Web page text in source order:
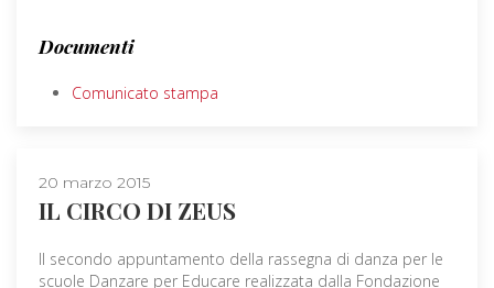
Documenti
Comunicato stampa
20 marzo 2015
IL CIRCO DI ZEUS
Il secondo appuntamento della rassegna di danza per le
scuole Danzare per Educare realizzata dalla Fondazione